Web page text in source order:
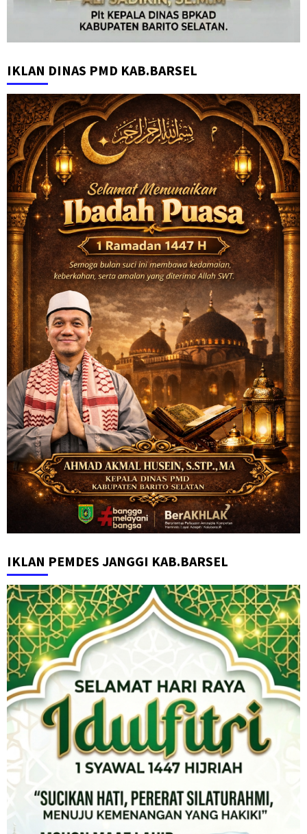
IKLAN DINAS PMD KAB.BARSEL
IKLAN PEMDES JANGGI KAB.BARSEL